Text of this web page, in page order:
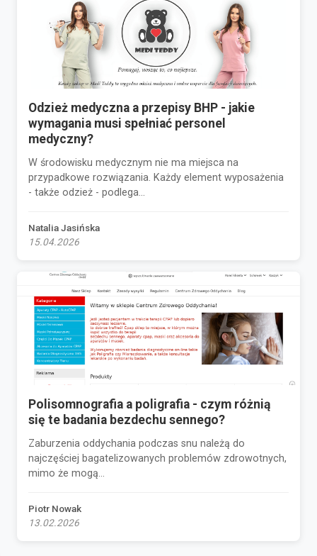
Odzież medyczna a przepisy BHP - jakie
wymagania musi spełniać personel
medyczny?
W środowisku medycznym nie ma miejsca na
przypadkowe rozwiązania. Każdy element wyposażenia
- także odzież - podlega...
Natalia Jasińska
15.04.2026
Polisomnografia a poligrafia - czym różnią
się te badania bezdechu sennego?
Zaburzenia oddychania podczas snu należą do
najczęściej bagatelizowanych problemów zdrowotnych,
mimo że mogą...
Piotr Nowak
13.02.2026